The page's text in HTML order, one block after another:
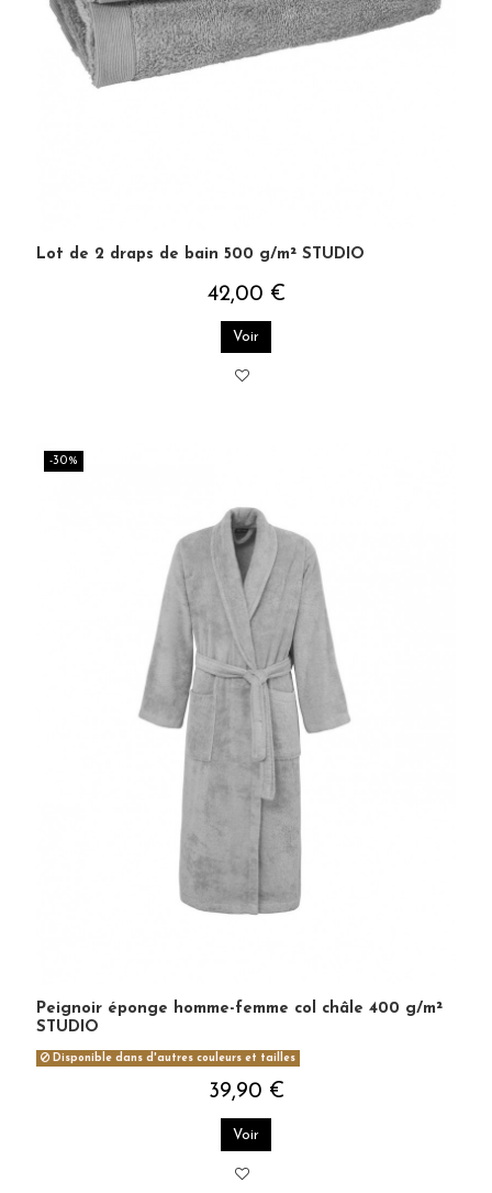
Lot de 2 draps de bain 500 g/m² STUDIO
42,00 €
Voir
-30%
Peignoir éponge homme-femme col châle 400 g/m²
STUDIO
Disponible dans d'autres couleurs et tailles
39,90 €
Voir